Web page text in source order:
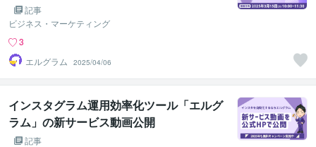
記事
ビジネス・マーケティング
3
エルグラム
2025/04/06
インスタグラム運用効率化ツール「エルグ
ラム」の新サービス動画公開
記事